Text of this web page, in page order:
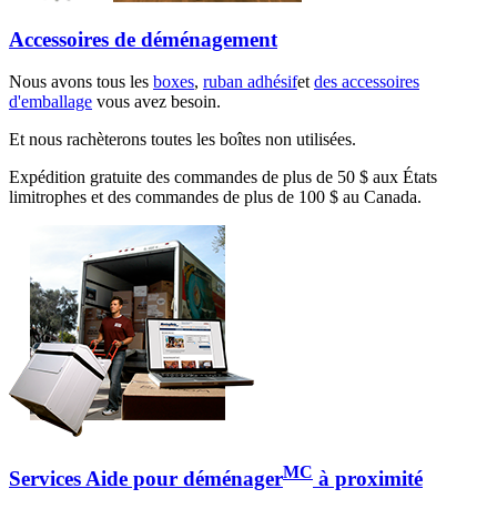
Accessoires de déménagement
Nous avons tous les boxes, ruban adhésifetdes accessoires
d'emballage vous avez besoin.
Et nous rachèterons toutes les boîtes non utilisées.
Expédition gratuite des commandes de plus de 50 $ aux États
limitrophes et des commandes de plus de 100 $ au Canada.
Services Aide pour déménagerMC à proximité